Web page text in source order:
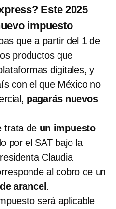
Este 2025
impuesto
que a partir del 1 de
productos que
digitales, y
con el que México no
pagarás nuevos
trata de un impuesto
por el SAT bajo la
Claudia
al cobro de un
arancel .
será aplicable